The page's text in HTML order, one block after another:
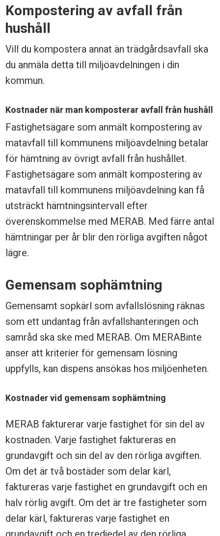
Kompostering av avfall från
hushåll
Vill du kompostera annat än trädgårdsavfall ska
du anmäla detta till miljöavdelningen i din
kommun.
Kostnader när man komposterar avfall från hushåll
Fastighetsägare som anmält kompostering av
matavfall till kommunens miljöavdelning betalar
för hämtning av övrigt avfall från hushållet.
Fastighetsägare som anmält kompostering av
matavfall till kommunens miljöavdelning kan få
utsträckt hämtningsintervall efter
överenskommelse med MERAB. Med färre antal
hämtningar per år blir den rörliga avgiften något
lägre.
Gemensam sophämtning
Gemensamt sopkärl som avfallslösning räknas
som ett undantag från avfallshanteringen och
samråd ska ske med MERAB. Om MERABinte
anser att kriterier för gemensam lösning
uppfylls, kan dispens ansökas hos miljöenheten.
Kostnader vid gemensam sophämtning
MERAB fakturerar varje fastighet för sin del av
kostnaden. Varje fastighet faktureras en
grundavgift och sin del av den rörliga avgiften.
Om det är två bostäder som delar kärl,
faktureras varje fastighet en grundavgift och en
halv rörlig avgift. Om det är tre fastigheter som
delar kärl, faktureras varje fastighet en